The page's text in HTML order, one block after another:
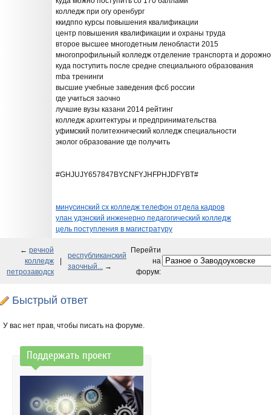
колледж при огу оренбург
ккидппо курсы повышения квалификации
центр повышения квалификации и охраны труда
второе высшее многодетным ленобласти 2015
многопрофильный колледж отделение транспорта и
куда поступить после средне специального образования
mba тренинги
высшие учебные заведения фсб россии
где учиться заочно
лучшие вузы казани 2014 рейтинг
колледж архитектуры и предпринимательства
уфимский политехнический колледж специальности
эколог образование где получить
#GHJUJY657847BYCNFYJHFPHJDFYBT#
минусинский сх колледж телефон отдела кадров
улан удэнский инженерно педагогический колледж
цель поступления в магистратуру
← речной
колледж
петрозаводск
республиканский
заочный... →
Перейти
на
форум:
Быстрый ответ
У вас нет прав, чтобы писать на форуме.
Поддержать проект